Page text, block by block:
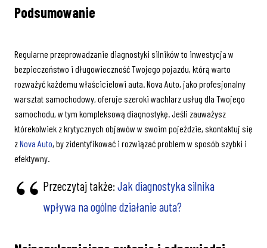
Podsumowanie
Regularne przeprowadzanie diagnostyki silników to inwestycja w
bezpieczeństwo i długowieczność Twojego pojazdu, którą warto
rozważyć każdemu właścicielowi auta. Nova Auto, jako profesjonalny
warsztat samochodowy, oferuje szeroki wachlarz usług dla Twojego
samochodu, w tym kompleksową diagnostykę. Jeśli zauważysz
którekolwiek z krytycznych objawów w swoim pojeździe, skontaktuj się
zNova Auto, by zidentyfikować i rozwiązać problem w sposób szybki i
efektywny.
Przeczytaj także: Jak diagnostyka silnika
wpływa na ogólne działanie auta?